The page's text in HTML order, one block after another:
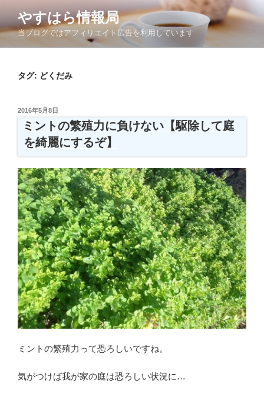
テ
ン
やすはら情報局
当ブログではアフィリエイト広告を利用しています
タグ: どくだみ
投
日:
2016年5月8日
ミントの繁殖力に負けない【駆除して庭
を綺麗にするぞ】
ミントの繁殖力って恐ろしいですね。
気がつけば我が家の庭は恐ろしい状況に…